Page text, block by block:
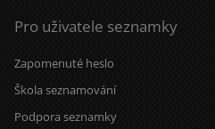
Pro uživatele seznamky
Zapomenuté heslo
Škola seznamování
Podpora seznamky